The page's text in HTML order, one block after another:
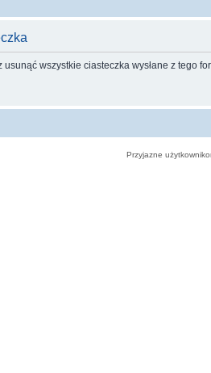
wszystkie ciasteczka wysłane z tego
Przyjazne